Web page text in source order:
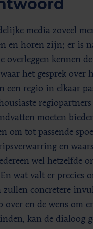
media zoveel
en horen zijn; er is
overleggen kennen
het gesprek over
regio in elkaar
moeten
om tot passende
en
wel hetzelfde
wat valt er precies
zullen concretere
en de wens om
kan de dialoog